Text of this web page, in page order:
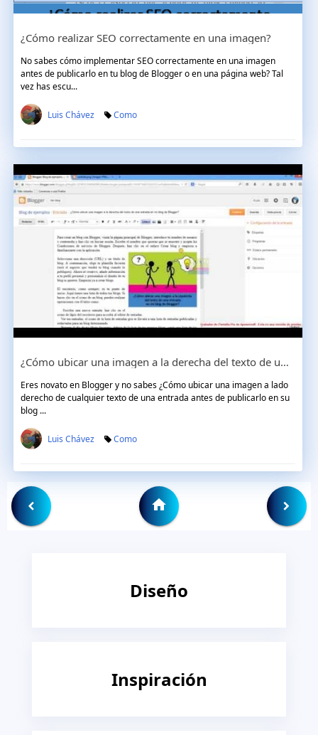
¿Cómo realizar SEO correctamente en una imagen?
No sabes cómo implementar SEO correctamente en una imagen
antes de publicarlo en tu blog de Blogger o en una página web? Tal
vez has escu...
Luis Chávez Como
¿Cómo ubicar una imagen a la derecha del texto de una entrada en mi blog de Blogger?
Eres novato en Blogger y no sabes ¿Cómo ubicar una imagen a lado
derecho de cualquier texto de una entrada antes de publicarlo en su
blog ...
Luis Chávez Como
Diseño
Inspiración